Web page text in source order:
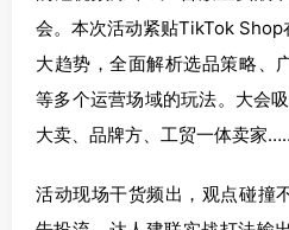
会。本次活动紧贴TikTok
大趋势，全面解析选品策略、
等多个运营场域的玩法。大会
大卖、品牌方、工贸一体卖家
活动现场干货频出，观点碰撞